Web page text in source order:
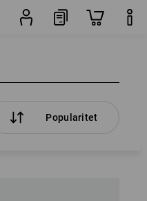
Popularitet